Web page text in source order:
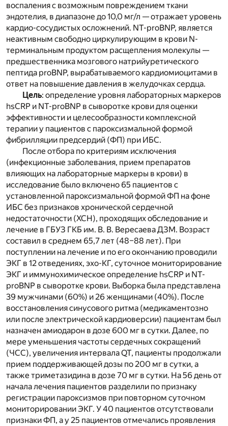
воспаления с возможным повреждением ткани
эндотелия, в диапазоне до 10,0 мг/л — отражает уровень
кардио-сосудистых осложнений. NT-proBNP, является
неактивным свободно циркулирующим в крови N-
терминальным продуктом расщепления молекулы —
предшественника мозгового натрийуретического
пептида proBNP, вырабатываемого кардиомиоцитами в
ответ на повышение давления в желудочках сердца.
Цель: определение уровня лабораторных маркеров
hsCRP и NT-proBNP в сыворотке крови для оценки
эффективности и целесообразности комплексной
терапии у пациентов с пароксизмальной формой
фибрилляции предсердий (ФП) при ИБС.
После отбора по критериям исключения
(инфекционные заболевания, прием препаратов
влияющих на лабораторные маркеры в крови) в
исследование было включено 65 пациентов с
установленной пароксизмальной формой ФП на фоне
ИБС без признаков хронической сердечной
недостаточности (ХСН), проходящих обследование и
лечение в ГБУЗ ГКБ им. В. В. Вересаева ДЗМ. Возраст
составил в среднем 65,7 лет (48–88 лет). При
поступлении на лечение и по его окончанию проводили
ЭКГ в 12 отведениях, эхо-КГ, суточное мониторирование
ЭКГ и иммунохимическое определение hsCRP и NT-
proBNP в сыворотке крови. Выборка была представлена
39 мужчинами (60%) и 26 женщинами (40%). После
восстановления синусового ритма (медикаментозно
или после электрической кардиоверсии) пациентам был
назначен амиодарон в дозе 600 мг в сутки. Далее, по
мере уменьшения частоты сердечных сокращений
(ЧСС), увеличения интервала QT, пациенты продолжали
прием поддерживающей дозы по 200 мг в сутки, а
также триметазидина в дозе 70 мг в сутки. На 56 день от
начала лечения пациентов разделили по признаку
регистрации пароксизмов при повторном суточном
мониторировании ЭКГ. У 40 пациентов отсутствовали
признаки ФП, а у 25 пациентов отмечались проявления